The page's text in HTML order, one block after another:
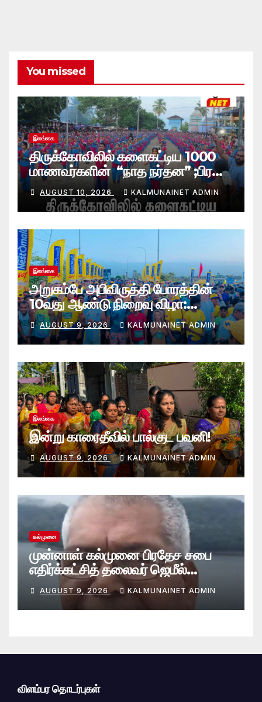
You missed
இலங்கை
திருக்கோவிலில் களைகட்டிய 1000
மாணவர்களின் “நாத நர்தன” ;பிரதி
போலீஸ் மாஅதிபரும் பங்கேற்பு
AUGUST 10, 2026 KALMUNAINET ADMIN
இலங்கை
அறுகம்பே அபிவிருத்தி போரத்தின்
10வது ஆண்டு நிறைவு விழா:
அறுகம்பே அரை மரதன் ஓட்டத்தில்
இலங்கை சிவராஜன் முதலிடம்!
AUGUST 9, 2026 KALMUNAINET ADMIN
இலங்கை
இன்று காரைதீவில் பால்குட பவனி!
AUGUST 9, 2026 KALMUNAINET ADMIN
கல்முனை
முன்னாள் கல்முனை பிரதேச சபை
எதிர்க்கட்சித் தலைவர் ஜெமீல்
காலமானார்.!
AUGUST 9, 2026 KALMUNAINET ADMIN
விளம்பர தொடர்புகள்